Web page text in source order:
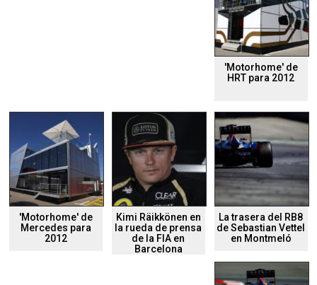
'Motorhome' de
HRT para 2012
'Motorhome' de
Mercedes para
2012
Kimi Räikkönen en
la rueda de prensa
de la FIA en
Barcelona
La trasera del RB8
de Sebastian Vettel
en Montmeló